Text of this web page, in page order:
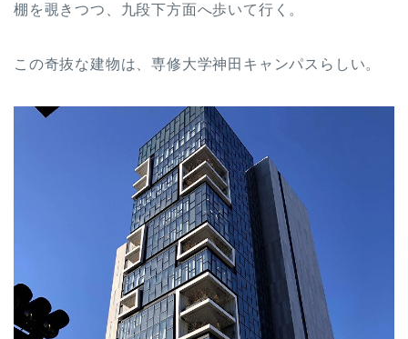
棚を覗きつつ、九段下方面へ歩いて行く。
この奇抜な建物は、専修大学神田キャンパスらしい。